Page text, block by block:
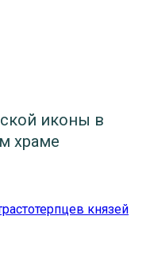
иконы в
храме